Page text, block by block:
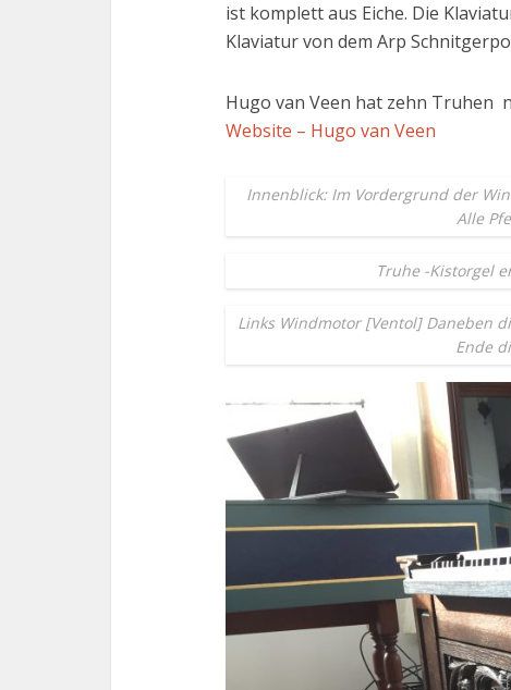
ist komplett aus Eiche. Die
Klaviatur von dem Arp
Hugo van Veen hat zehn Truhen
Website – Hugo van Veen
Innenblick: Im Vordergrund der
Alle
Truhe -Kistorgel
Links Windmotor [Ventol] Daneben
Ende